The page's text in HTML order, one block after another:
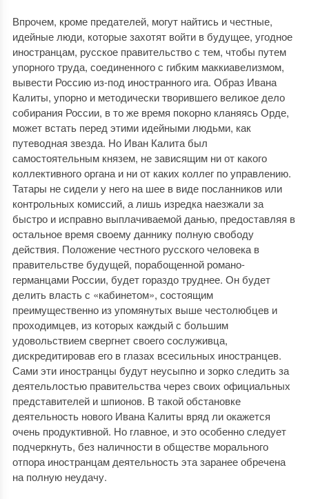
Впрочем, кроме предателей, могут найтись и честные,
идейные люди, которые захотят войти в будущее, угодное
иностранцам, русское правительство с тем, чтобы путем
упорного труда, соединенного с гибким маккиавелизмом,
вывести Россию из-под иностранного ига. Образ Ивана
Калиты, упорно и методически творившего великое дело
собирания России, в то же время покорно кланяясь Орде,
может встать перед этими идейными людьми, как
путеводная звезда. Но Иван Калита был
самостоятельным князем, не зависящим ни от какого
коллективного органа и ни от каких коллег по управлению.
Татары не сидели у него на шее в виде посланников или
контрольных комиссий, а лишь изредка наезжали за
быстро и исправно выплачиваемой данью, предоставляя в
остальное время своему даннику полную свободу
действия. Положение честного русского человека в
правительстве будущей, порабощенной романо-
германцами России, будет гораздо труднее. Он будет
делить власть с «кабинетом», состоящим
преимущественно из упомянутых выше честолюбцев и
проходимцев, из которых каждый с большим
удовольствием свергнет своего сослуживца,
дискредитировав его в глазах всесильных иностранцев.
Сами эти иностранцы будут неусыпно и зорко следить за
деятельлостью правительства через своих официальных
представителей и шпионов. В такой обстановке
деятельность нового Ивана Калиты вряд ли окажется
очень продуктивной. Но главное, и это особенно следует
подчеркнуть, без наличности в обществе морального
отпора иностранцам деятельность эта заранее обречена
на полную неудачу.